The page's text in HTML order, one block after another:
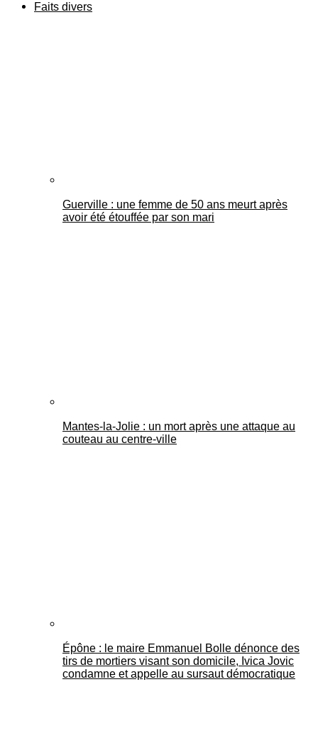
Faits divers
Guerville : une femme de 50 ans meurt après
avoir été étouffée par son mari
Mantes-la-Jolie : un mort après une attaque au
couteau au centre-ville
Épône : le maire Emmanuel Bolle dénonce des
tirs de mortiers visant son domicile, Ivica Jovic
condamne et appelle au sursaut démocratique